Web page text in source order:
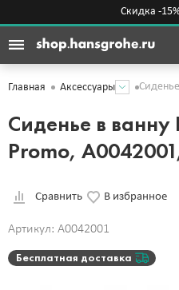
Скидка -
Главная Аксессуары
Сиденье в ванну
Promo,
Сравнить В избранное
Артикул: A0042001
Бесплатная доставка